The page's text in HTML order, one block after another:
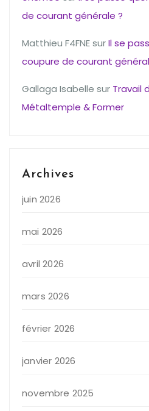
de courant générale ?
Matthieu F4FNEsurIl se
coupure de courant
Gallaga Isabelle sur Travail
Métaltemple & Former
Archives
juin 2026
mai 2026
avril 2026
mars 2026
février 2026
janvier 2026
novembre 2025